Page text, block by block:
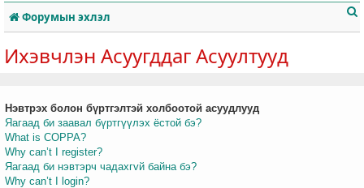
Форумын эхлэл
Ихэвчлэн Асуугддаг Асуултууд
Нэвтрэх болон бүртгэлтэй холбоотой асуудлууд
Яагаад би заавал бүртгүүлэх ёстой бэ?
What is COPPA?
Why can’t I register?
Яагаад би нэвтэрч чадахгvй байна бэ?
Why can’t I login?